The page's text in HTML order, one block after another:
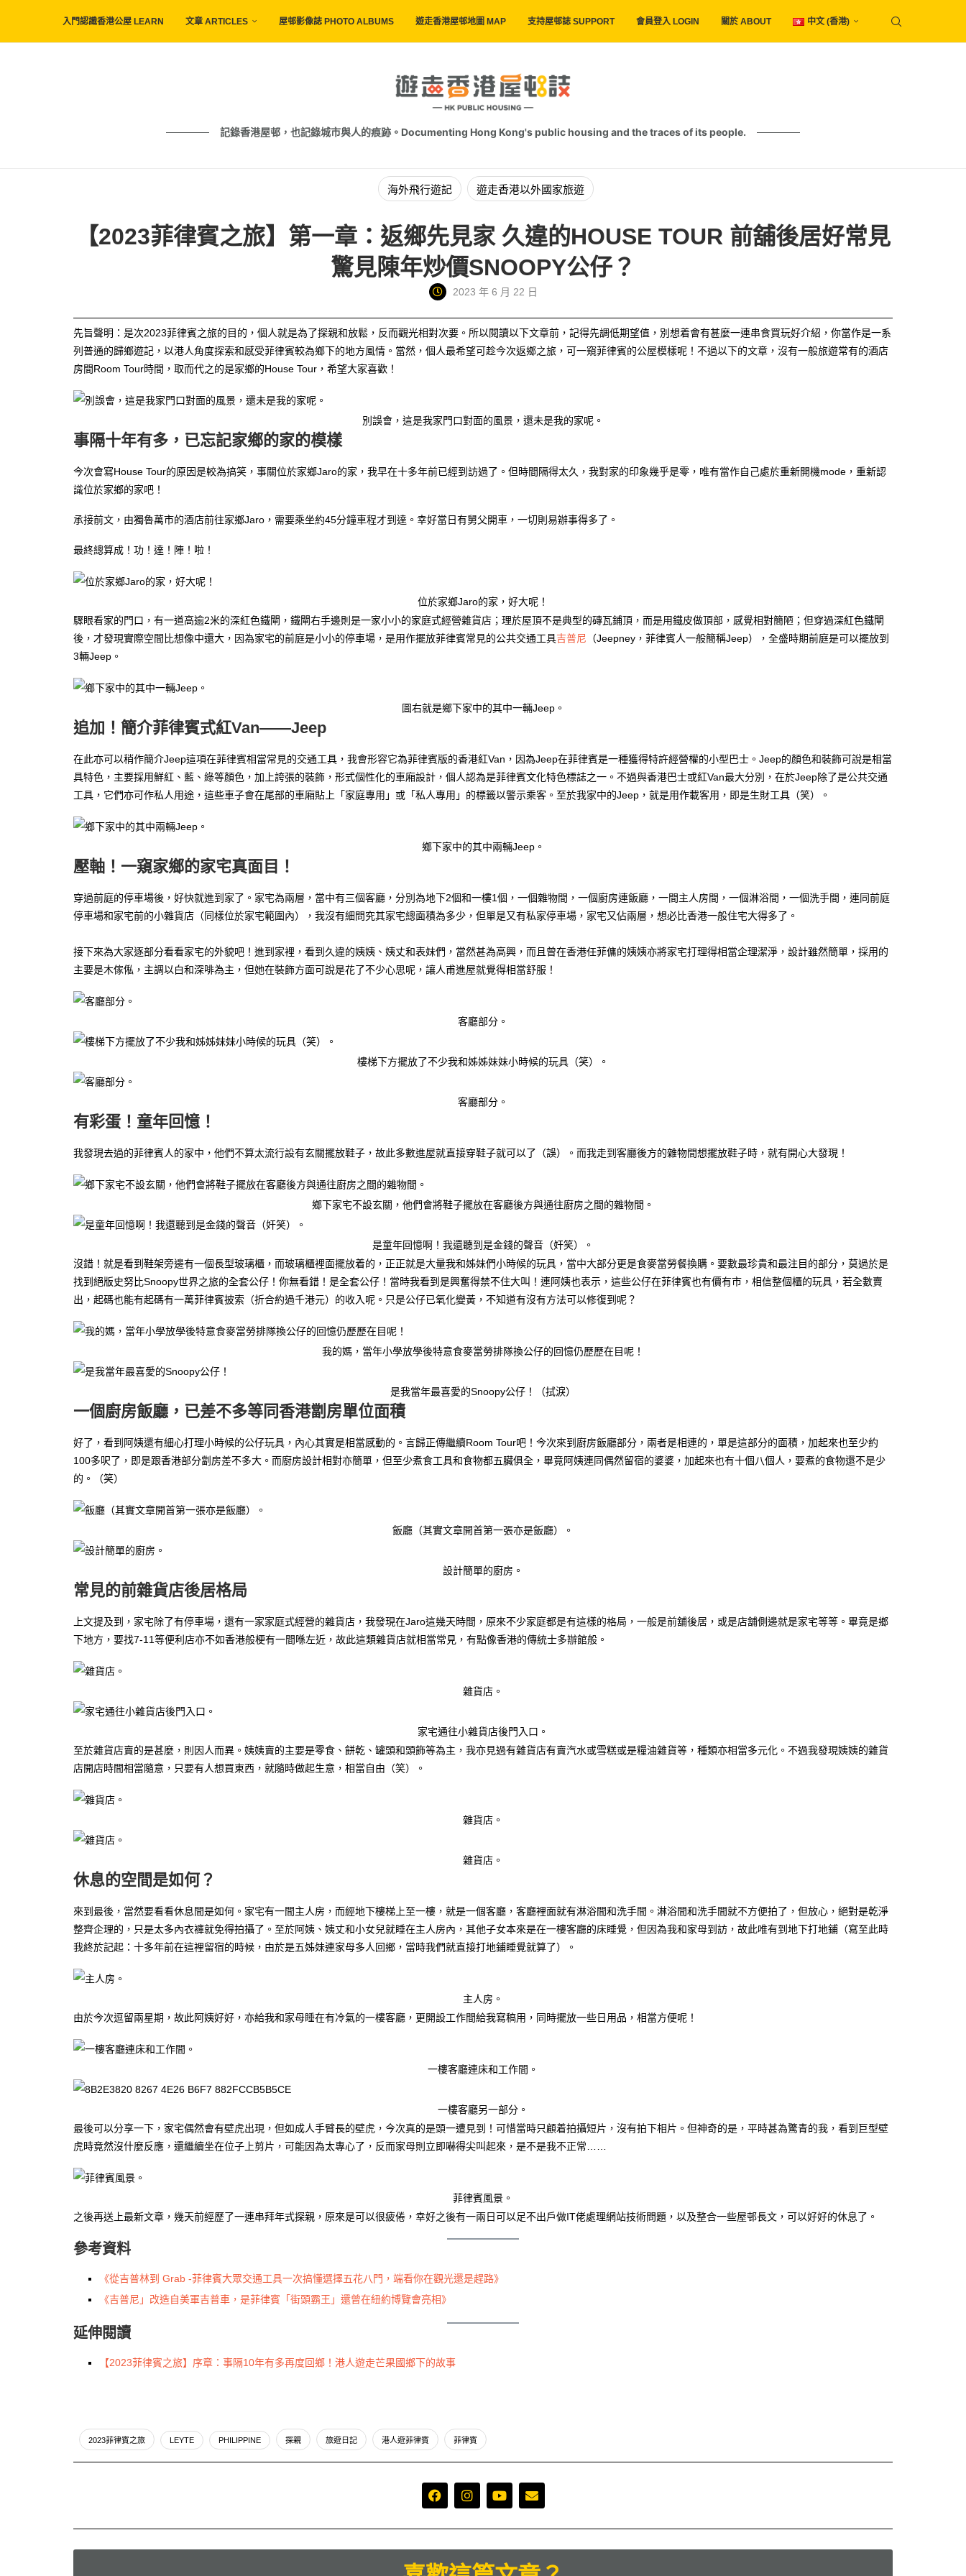
入門認識香港公屋 LEARN 文章 ARTICLES 屋邨影像誌 PHOTO ALBUMS 遊走香港屋邨地圖 MAP 支持屋邨誌 SUPPORT 會員登入 LOGIN 關於 ABOUT 中文 (香港)
記錄香港屋邨，也記錄城市與人的痕跡。Documenting Hong Kong's public housing and the traces of its people.
海外飛行遊記 遊走香港以外國家旅遊
【2023菲律賓之旅】第一章：返鄉先見家 久違的HOUSE TOUR 前舖後居好常見
驚見陳年炒價SNOOPY公仔？
2023 年 6 月 22 日
先旨聲明：是次2023菲律賓之旅的目的，個人就是為了探親和放鬆，反而觀光相對次要。所以閱讀以下文章前，記得先調低期望值，別想着會有甚麼一連串食買玩好介紹，你當作是一系
列普通的歸鄉遊記，以港人角度探索和感受菲律賓較為鄉下的地方風情。當然，個人最希望可趁今次返鄉之旅，可一窺菲律賓的公屋模樣呢！不過以下的文章，沒有一般旅遊常有的酒店
房間Room Tour時間，取而代之的是家鄉的House Tour，希望大家喜歡！
別誤會，這是我家門口對面的風景，還未是我的家呢。
事隔十年有多，已忘記家鄉的家的模樣
今次會寫House Tour的原因是較為搞笑，事關位於家鄉Jaro的家，我早在十多年前已經到訪過了。但時間隔得太久，我對家的印象幾乎是零，唯有當作自己處於重新開機mode，重新認
識位於家鄉的家吧！
承接前文，由獨魯萬市的酒店前往家鄉Jaro，需要乘坐約45分鐘車程才到達。幸好當日有舅父開車，一切則易辦事得多了。
最終總算成！功！達！陣！啦！
位於家鄉Jaro的家，好大呢！
驟眼看家的門口，有一道高逾2米的深紅色鐵閘，鐵閘右手邊則是一家小小的家庭式經營雜貨店；理於屋頂不是典型的磚瓦鋪頂，而是用鐵皮做頂部，感覺相對簡陋；但穿過深紅色鐵閘
後，才發現實際空間比想像中還大，因為家宅的前庭是小小的停車場，是用作擺放菲律賓常見的公共交通工具吉普尼 （Jeepney，菲律賓人一般簡稱Jeep），全盛時期前庭是可以擺放到
3輛Jeep。
圖右就是鄉下家中的其中一輛Jeep。
追加！簡介菲律賓式紅Van——Jeep
在此亦可以稍作簡介Jeep這項在菲律賓相當常見的交通工具，我會形容它為菲律賓版的香港紅Van，因為Jeep在菲律賓是一種獲得特許經營權的小型巴士。Jeep的顏色和裝飾可說是相當
具特色，主要採用鮮紅、藍、綠等顏色，加上誇張的裝飾，形式個性化的車廂設計，個人認為是菲律賓文化特色標誌之一。不過與香港巴士或紅Van最大分別，在於Jeep除了是公共交通
工具，它們亦可作私人用途，這些車子會在尾部的車廂貼上「家庭專用」或「私人專用」的標籤以警示乘客。至於我家中的Jeep，就是用作載客用，即是生財工具（笑）。
鄉下家中的其中兩輛Jeep。
壓軸！一窺家鄉的家宅真面目！
穿過前庭的停車場後，好快就進到家了。家宅為兩層，當中有三個客廳，分別為地下2個和一樓1個，一個雜物間，一個廚房連飯廳，一間主人房間，一個淋浴間，一個洗手間，連同前庭
停車場和家宅前的小雜貨店（同樣位於家宅範圍內），我沒有細問究其家宅總面積為多少，但單是又有私家停車場，家宅又佔兩層，想必比香港一般住宅大得多了。
接下來為大家逐部分看看家宅的外貌吧！進到家裡，看到久違的姨姨、姨丈和表妹們，當然甚為高興，而且曾在香港任菲傭的姨姨亦將家宅打理得相當企理潔淨，設計雖然簡單，採用的
主要是木傢俬，主調以白和深啡為主，但她在裝飾方面可說是花了不少心思呢，讓人甫進屋就覺得相當舒服！
客廳部分。
樓梯下方擺放了不少我和姊姊妹妹小時候的玩具（笑）。
客廳部分。
有彩蛋！童年回憶！
我發現去過的菲律賓人的家中，他們不算太流行設有玄關擺放鞋子，故此多數進屋就直接穿鞋子就可以了（誤）。而我走到客廳後方的雜物間想擺放鞋子時，就有開心大發現！
鄉下家宅不設玄關，他們會將鞋子擺放在客廳後方與通往廚房之間的雜物間。
是童年回憶啊！我還聽到是金錢的聲音（奸笑）。
沒錯！就是看到鞋架旁邊有一個長型玻璃櫃，而玻璃櫃裡面擺放着的，正正就是大量我和姊妹們小時候的玩具，當中大部分更是食麥當勞餐換購。要數最珍貴和最注目的部分，莫過於是
找到絕版史努比Snoopy世界之旅的全套公仔！你無看錯！是全套公仔！當時我看到是興奮得禁不住大叫！連阿姨也表示，這些公仔在菲律賓也有價有市，相信整個櫃的玩具，若全數賣
出，起碼也能有起碼有一萬菲律賓披索（折合約過千港元）的收入呢。只是公仔已氧化變黃，不知道有沒有方法可以修復到呢？
我的媽，當年小學放學後特意食麥當勞排隊換公仔的回憶仍歷歷在目呢！
是我當年最喜愛的Snoopy公仔！（拭淚）
一個廚房飯廳，已差不多等同香港劏房單位面積
好了，看到阿姨還有細心打理小時候的公仔玩具，內心其實是相當感動的。言歸正傳繼續Room Tour吧！今次來到廚房飯廳部分，兩者是相連的，單是這部分的面積，加起來也至少約
100多呎了，即是跟香港部分劏房差不多大。而廚房設計相對亦簡單，但至少煮食工具和食物都五臟俱全，畢竟阿姨連同偶然留宿的婆婆，加起來也有十個八個人，要煮的食物還不是少
的。（笑）
飯廳（其實文章開首第一張亦是飯廳）。
設計簡單的廚房。
常見的前雜貨店後居格局
上文提及到，家宅除了有停車場，還有一家家庭式經營的雜貨店，我發現在Jaro這幾天時間，原來不少家庭都是有這樣的格局，一般是前舖後居，或是店舖側邊就是家宅等等。畢竟是鄉
下地方，要找7-11等便利店亦不如香港般梗有一間喺左近，故此這類雜貨店就相當常見，有點像香港的傳統士多辦館般。
雜貨店。
家宅通往小雜貨店後門入口。
至於雜貨店賣的是甚麼，則因人而異。姨姨賣的主要是零食、餅乾、罐頭和頭飾等為主，我亦見過有雜貨店有賣汽水或雪糕或是糧油雜貨等，種類亦相當多元化。不過我發現姨姨的雜貨
店開店時間相當隨意，只要有人想買東西，就隨時做起生意，相當自由（笑）。
雜貨店。
雜貨店。
休息的空間是如何？
來到最後，當然要看看休息間是如何。家宅有一間主人房，而經地下樓梯上至一樓，就是一個客廳，客廳裡面就有淋浴間和洗手間。淋浴間和洗手間就不方便拍了，但放心，絕對是乾淨
整齊企理的，只是太多內衣褲就免得拍攝了。至於阿姨、姨丈和小女兒就睡在主人房內，其他子女本來是在一樓客廳的床睡覺，但因為我和家母到訪，故此唯有到地下打地鋪（寫至此時
我終於記起：十多年前在這裡留宿的時候，由於是五姊妹連家母多人回鄉，當時我們就直接打地鋪睡覺就算了）。
主人房。
由於今次逗留兩星期，故此阿姨好好，亦給我和家母睡在有冷氣的一樓客廳，更開設工作間給我寫稿用，同時擺放一些日用品，相當方便呢！
一樓客廳連床和工作間。
一樓客廳另一部分。
最後可以分享一下，家宅偶然會有壁虎出現，但如成人手臂長的壁虎，今次真的是頭一遭見到！可惜當時只顧着拍攝短片，沒有拍下相片。但神奇的是，平時甚為驚青的我，看到巨型壁
虎時竟然沒什麼反應，還繼續坐在位子上剪片，可能因為太專心了，反而家母則立即嚇得尖叫起來，是不是我不正常……
菲律賓風景。
之後再送上最新文章，幾天前經歷了一連串拜年式探親，原來是可以很疲倦，幸好之後有一兩日可以足不出戶做IT佬處理網站技術問題，以及整合一些屋邨長文，可以好好的休息了。
參考資料
《從吉普林到 Grab -菲律賓大眾交通工具一次搞懂選擇五花八門，端看你在觀光還是趕路》
《吉普尼」改造自美軍吉普車，是菲律賓「街頭霸王」還曾在紐約博覽會亮相》
延伸閱讀
【2023菲律賓之旅】序章：事隔10年有多再度回鄉！港人遊走芒果國鄉下的故事
2023菲律賓之旅 LEYTE PHILIPPINE 探親 旅遊日記 港人遊菲律賓 菲律賓